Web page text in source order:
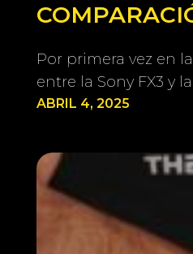
Por primera vez en
entre la Sony FX3 y
ABRIL 4, 2025